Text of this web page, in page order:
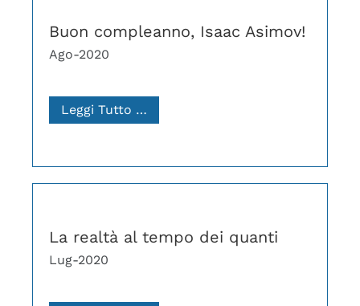
Buon compleanno, Isaac Asimov!
Ago-2020
Leggi Tutto …
La realtà al tempo dei quanti
Lug-2020